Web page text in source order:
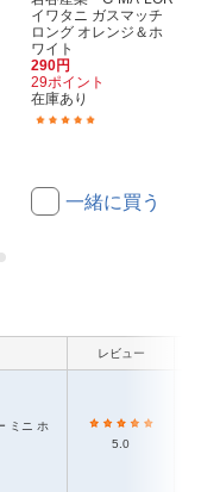
イワタニ ガスマッチ
ロング オレンジ＆ホ
ワイト
290円
29ポイント
在庫あり
一緒に買う
レビュー
5.0